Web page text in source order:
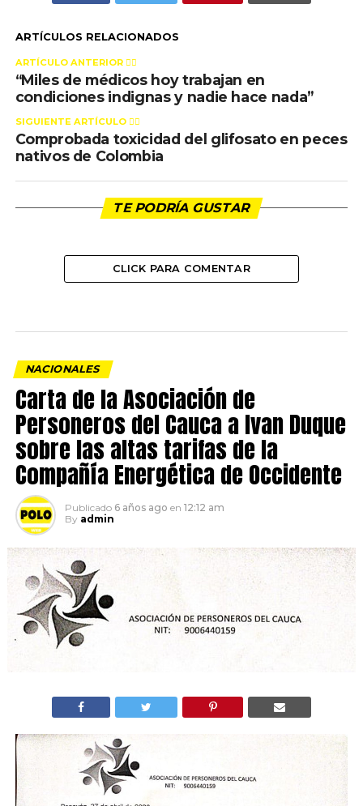
ARTÍCULOS RELACIONADOS
ARTÍCULO ANTERIOR 👉🏻
“Miles de médicos hoy trabajan en
condiciones indignas y nadie hace nada”
SIGUIENTE ARTÍCULO 👈🏻
Comprobada toxicidad del glifosato en peces
nativos de Colombia
TE PODRÍA GUSTAR
CLICK PARA COMENTAR
NACIONALES
Carta de la Asociación de
Personeros del Cauca a Ivan Duque
sobre las altas tarifas de la
Compañía Energética de Occidente
Publicado 6 años ago en 12:12 am
By admin